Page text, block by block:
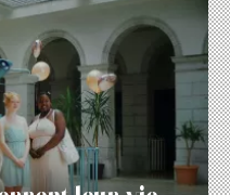
leur vie